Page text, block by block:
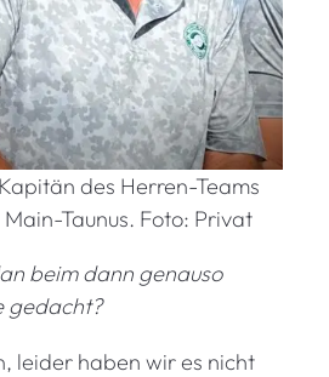
des Herren-Teams
Taunus. Foto: Privat
beim dann genauso
gedacht?
leider haben wir es nicht